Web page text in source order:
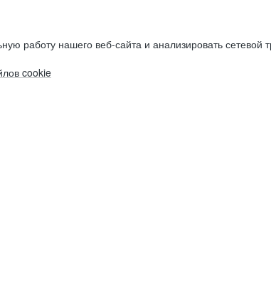
работу нашего веб-сайта и анализировать сетевой
cookie